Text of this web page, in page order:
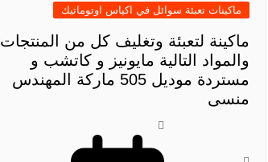
ماكينات تعبئة سوائل في اكياس اوتوماتيك
ماكينة لتعبئة وتغليف كل من المنتجات
والمواد التالية مايونيز و كاتشب و
مستردة موديل 505 ماركة المهندس
منسى